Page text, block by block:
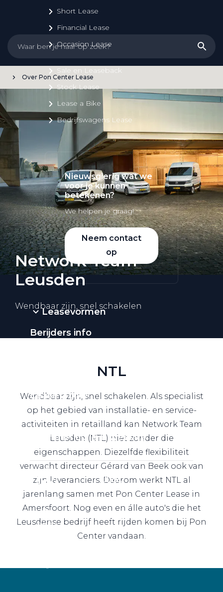
Short Lease
Financial Lease
Occasion Lease
Sale en Leaseback
Stock Lease
Lease a Bike
Bedrijfswagens Lease
Nieuwsgierig wat we
voor je kunnen
betekenen?
We helpen je graag!
Neem contact
op
Leasevormen
Berijders info
Lease a bike
Lease offerte
Naar particuliere website
Over Pon Center Lease
Network Team
Leusden
Wendbaar zijn, snel schakelen
NTL
Wendbaar zijn, snel schakelen. Als specialist
op het gebied van installatie- en service-
activiteiten in retailland kan Network Team
Leusden (NTL) niet zonder die
eigenschappen. Diezelfde flexibiliteit
verwacht directeur Gérard van Beek ook van
zijn leveranciers. Daarom werkt NTL al
jarenlang samen met Pon Center Lease in
Amersfoort. Nog even en álle auto's die het
Leusdense bedrijf heeft rijden komen bij Pon
Center vandaan.